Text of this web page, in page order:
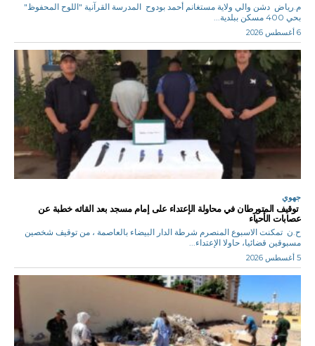
م.رياض دشن والي ولاية مستغانم أحمد بودوح المدرسة القرآنية "اللوح المحفوظ"
بحي 400 مسكن ببلدية...
6 أغسطس 2026
جهوي
توقيف المتورطان في محاولة الإعتداء على إمام مسجد بعد القائه خطبة عن
عصابات الأحياء
ح.ن تمكنت الاسبوع المنصرم شرطة الدار البيضاء بالعاصمة ، من توقيف شخصين
مسبوقين قضائيا، حاولا الإعتداء...
5 أغسطس 2026